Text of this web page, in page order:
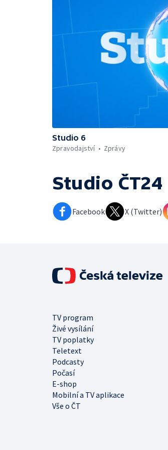
Studio 6
Zpravodajství
Zprávy
Studio ČT24
Facebook X (Twitter)
TV program
Živé vysílání
TV poplatky
Teletext
Podcasty
Počasí
E-shop
Mobilní a TV aplikace
Vše o ČT